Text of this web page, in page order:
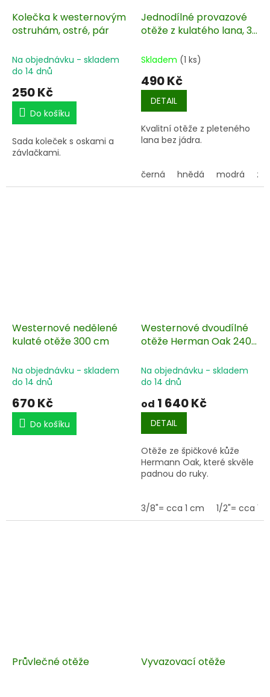
Kolečka k westernovým
ostruhám, ostré, pár
Na objednávku - skladem
do 14 dnů
250 Kč
Do košíku
Sada koleček s oskami a
závlačkami.
Jednodílné provazové
otěže z kulatého lana, 3
Skladem (1 ks)
490 Kč
DETAIL
Kvalitní otěže z pleteného
lana bez jádra.
černá hnědá modrá
Westernové nedělené
kulaté otěže 300 cm
Na objednávku - skladem
do 14 dnů
670 Kč
Do košíku
Westernové dvoudílné
otěže Herman Oak 240
Na objednávku - skladem
do 14 dnů
od 1 640 Kč
DETAIL
Otěže ze špičkové kůže
Hermann Oak, které skvěle
padnou do ruky.
3/8"= cca 1 cm 1/2"= cca
Průvlečné otěže Vyvazovací otěže